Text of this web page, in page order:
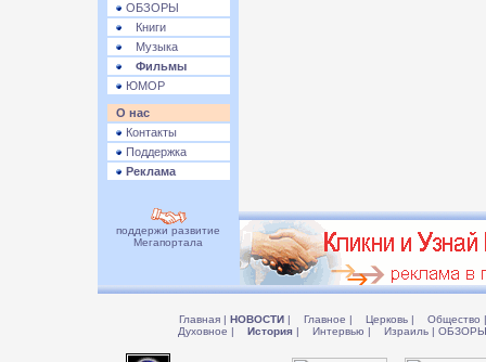
ОБЗОРЫ
Книги
Музыка
Фильмы
ЮМОР
О нас
Контакты
Поддержка
Реклама
поддержи развитие
Мегапортала
Главная | НОВОСТИ | Главное | Церковь | Общество |
Духовное | История | Интервью | Израиль |